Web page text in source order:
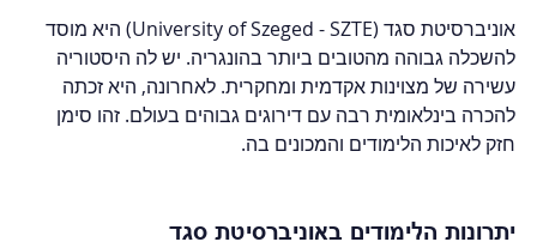
אוניברסיטת סגד (University of Szeged - SZTE) היא מוסד
להשכלה גבוהה מהטובים ביותר בהונגריה. יש לה היסטוריה
עשירה של מצוינות אקדמית ומחקרית. לאחרונה, היא זכתה
להכרה בינלאומית רבה עם דירוגים גבוהים בעולם. זהו סימן
חזק לאיכות הלימודים והמכונים בה.
יתרונות הלימודים באוניברסיטת סגד